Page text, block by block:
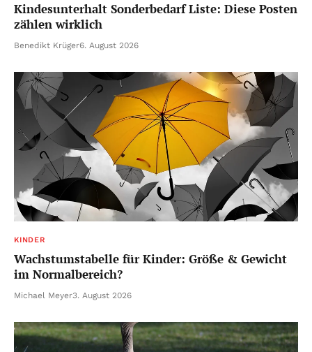
Kindesunterhalt Sonderbedarf Liste: Diese Posten
zählen wirklich
Benedikt Krüger6. August 2026
KINDER
Wachstumstabelle für Kinder: Größe & Gewicht
im Normalbereich?
Michael Meyer3. August 2026